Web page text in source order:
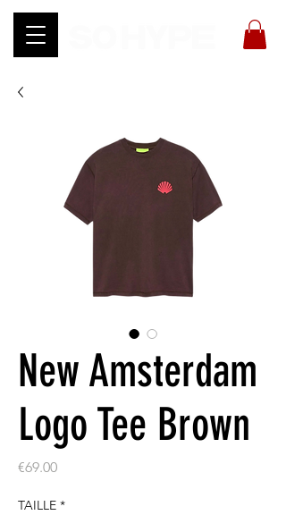
New Amsterdam
Logo Tee Brown
€69.00Price
TAILLE *